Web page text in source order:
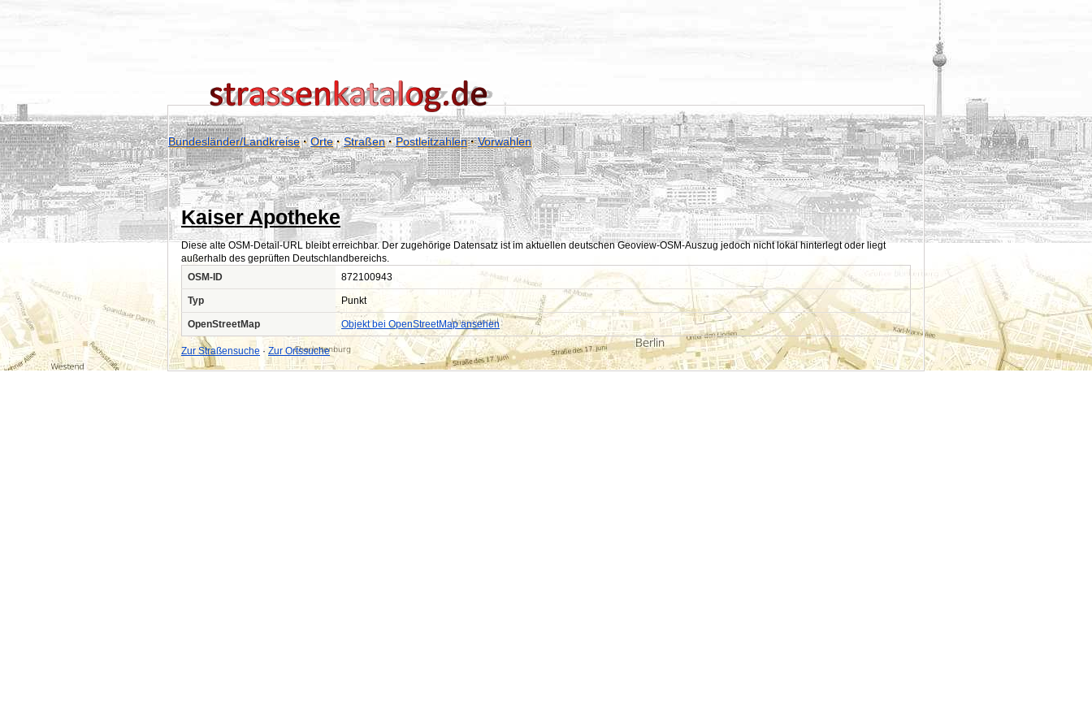
Bundesländer/Landkreise·Orte·Straßen·Postleitzahlen·Vorwahlen
Kaiser Apotheke
Diese alte OSM-Detail-URL bleibt erreichbar. Der zugehörige Datensatz ist im aktuellen deutschen Geoview-OSM-Auszug jedoch nicht lokal hinterlegt oder liegt
außerhalb des geprüften Deutschlandbereichs.
OSM-ID
872100943
Typ Punkt
OpenStreetMap Objekt bei OpenStreetMap ansehen
Zur Straßensuche · Zur Ortssuche